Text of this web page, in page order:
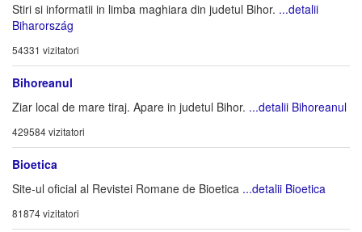
Stiri si informatii in limba maghiara din judetul Bihor. ...detalii
Biharország
54331 vizitatori
Bihoreanul
Ziar local de mare tiraj. Apare in judetul Bihor. ...detalii Bihoreanul
429584 vizitatori
Bioetica
Site-ul oficial al Revistei Romane de Bioetica ...detalii Bioetica
81874 vizitatori